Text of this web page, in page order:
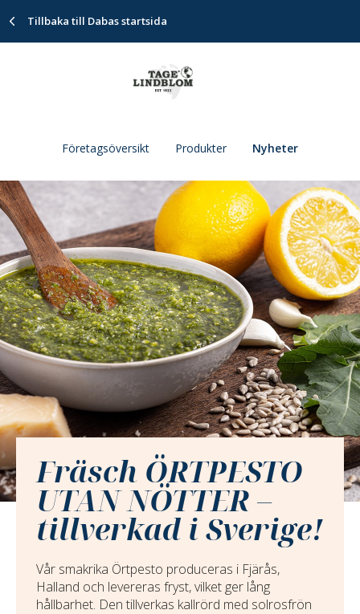
Tillbaka till Dabas startsida
Företagsöversikt Produkter Nyheter
Fräsch ÖRTPESTO
UTAN NÖTTER –
tillverkad i Sverige!
Vår smakrika Örtpesto produceras i Fjärås,
Halland och levereras fryst, vilket ger lång
hållbarhet. Den tillverkas kallrörd med solrosfrön